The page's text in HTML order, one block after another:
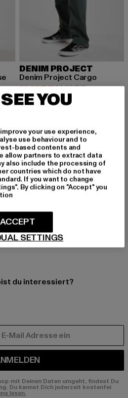
69,99 EUR
DENIM PROJECT
Denim Project Cargo
32,90 EUR
Derzeitiger Preis: 32,90 EUR
69,99 EURAktionspreis:
AN, UM
ZU BLEI
Newsletter an und
über aktuelle Tre
von DefShop p
du interessiert?
mit Deinen Daten umgeht, findest Du
Du kannst Dich jederzeit kostenfei
lesen.
YOU
your use experience,
use behaviour and to
based contents and
allow partners to extract data
also include the processing of
countries which do not have
If you want to change
By clicking on "Accept" you
SETTINGS
ACCEPT